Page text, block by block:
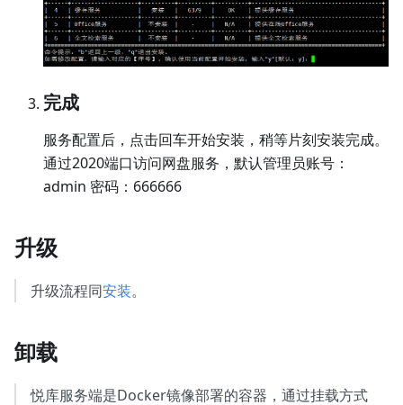
完成
服务配置后，点击回车开始安装，稍等片刻安装完成。
通过2020端口访问网盘服务，默认管理员账号：
admin 密码：666666
升级
升级流程同安装。
卸载
悦库服务端是Docker镜像部署的容器，通过挂载方式